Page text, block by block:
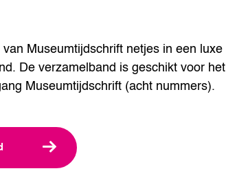
Museumtijdschrift netjes in een luxe
De verzamelband is geschikt voor het
Museumtijdschrift (acht nummers).